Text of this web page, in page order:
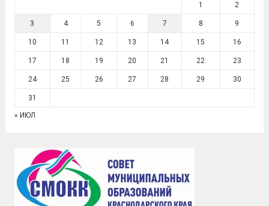
1 2
3 4 5 6 7 8 9
10 11 12 13 14 15 16
17 18 19 20 21 22 23
24 25 26 27 28 29 30
31
« ИЮЛ